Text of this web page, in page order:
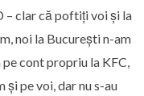
– clar că poftiți voi și la
noi la București n-am
cont propriu la KFC,
și pe voi, dar nu s-au